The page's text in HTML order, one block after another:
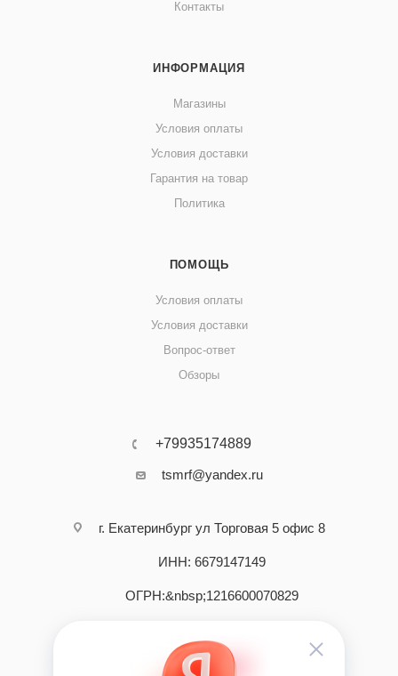
Контакты
ИНФОРМАЦИЯ
Магазины
Условия оплаты
Условия доставки
Гарантия на товар
Политика
ПОМОЩЬ
Условия оплаты
Условия доставки
Вопрос-ответ
Обзоры
+79935174889
tsmrf@yandex.ru
г. Екатеринбург ул Торговая 5 офис 8
ИНН: 6679147149
ОГРН:&nbsp;1216600070829